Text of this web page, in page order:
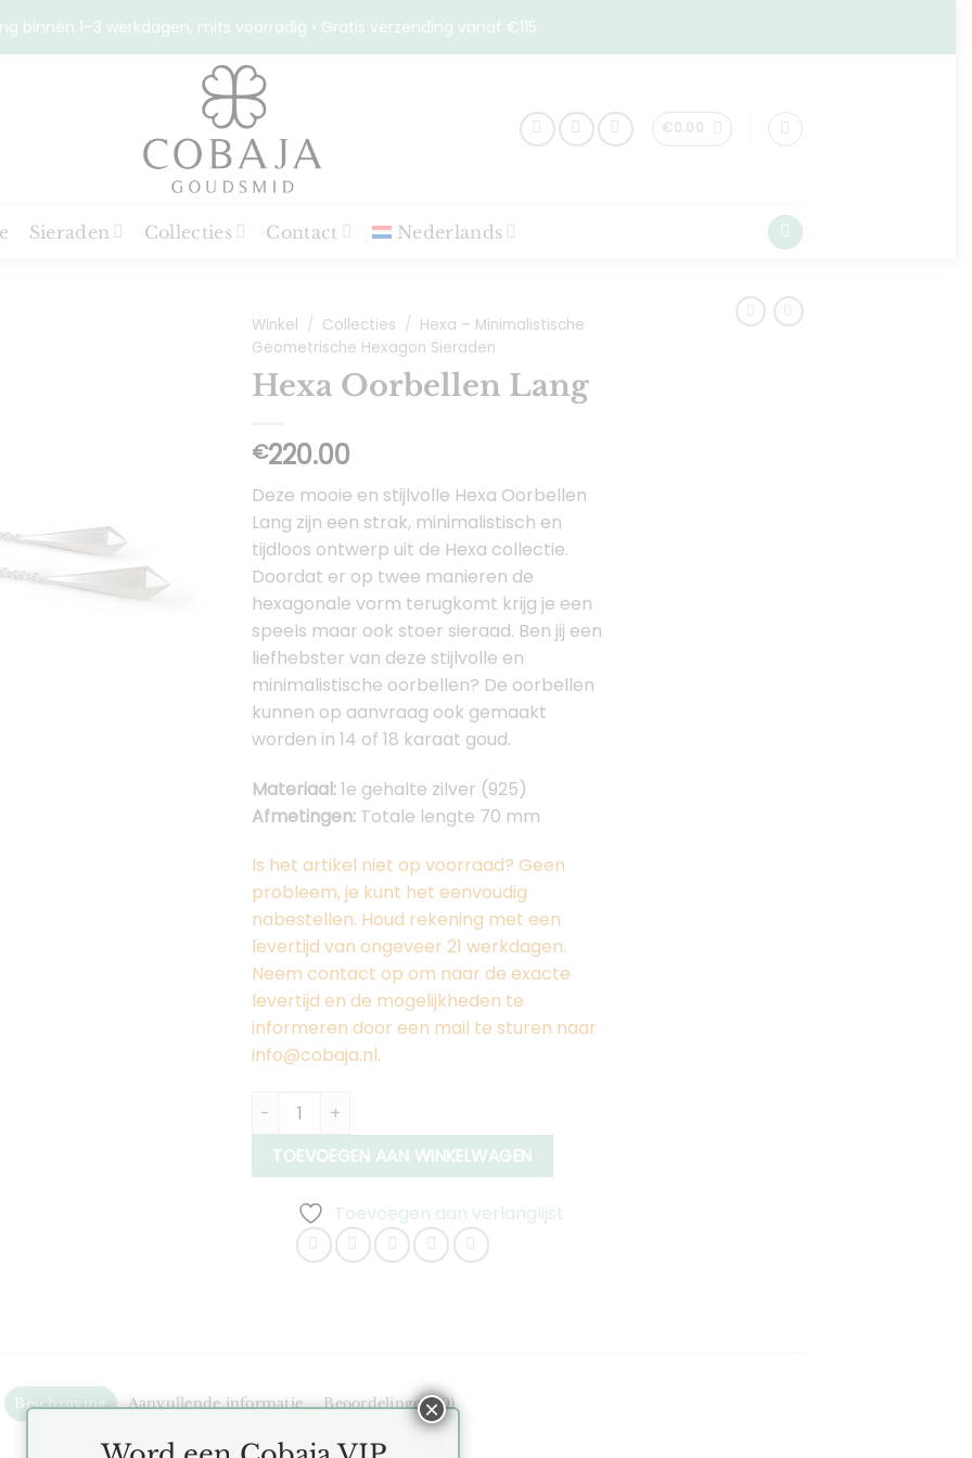
binnen 1–3 werkdagen, mits voorradig • Gratis verzending vanaf €115
€0.00
Sieraden Collecties Contact Nederlands
Winkel / Collecties / Hexa – Minimalistische
Geometrische Hexagon Sieraden
Hexa Oorbellen Lang
€220.00
Deze mooie en stijlvolle Hexa Oorbellen
Lang zijn een strak, minimalistisch en
tijdloos ontwerp uit de Hexa collectie.
Doordat er op twee manieren de
hexagonale vorm terugkomt krijg je een
speels maar ook stoer sieraad. Ben jij een
liefhebster van deze stijlvolle en
minimalistische oorbellen? De oorbellen
kunnen op aanvraag ook gemaakt
worden in 14 of 18 karaat goud.
Materiaal:1e gehalte zilver (925)
Afmetingen: Totale lengte 70 mm
Is het artikel niet op voorraad? Geen
probleem, je kunt het eenvoudig
nabestellen. Houd rekening met een
levertijd van ongeveer 21 werkdagen.
Neem contact op om naar de exacte
levertijd en de mogelijkheden te
informeren door een mail te sturen naar
info@cobaja.nl.
Hexa Oorbellen Lang aantal
TOEVOEGEN AAN WINKELWAGEN
Toevoegen aan verlanglijst
Beschrijving Aanvullende informatie Beoordelingen (0)
×